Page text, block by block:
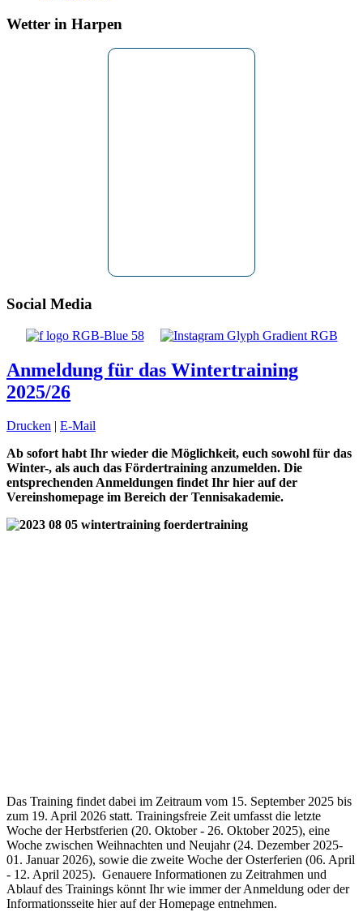
Wetter in Harpen
Social Media
Anmeldung für das Wintertraining
2025/26
Drucken
E-Mail
Ab sofort habt Ihr wieder die Möglichkeit, euch sowohl für das
Winter-, als auch das Fördertraining anzumelden. Die
entsprechenden Anmeldungen findet Ihr hier auf der
Vereinshomepage im Bereich der Tennisakademie.
Das Training findet dabei im Zeitraum vom 15. September 2025 bis
zum 19. April 2026 statt. Trainingsfreie Zeit umfasst die letzte
Woche der Herbstferien (20. Oktober - 26. Oktober 2025), eine
Woche zwischen Weihnachten und Neujahr (24. Dezember 2025-
01. Januar 2026), sowie die zweite Woche der Osterferien (06. April
- 12. April 2025). Genauere Informationen zu Zeitrahmen und
Ablauf des Trainings könnt Ihr wie immer der Anmeldung oder der
Informationsseite hier auf der Homepage entnehmen.